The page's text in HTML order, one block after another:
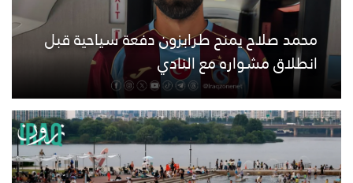
محمد صلاح يمنح طرابزون دفعة سياحية قبل
انطلاق مشواره مع النادي